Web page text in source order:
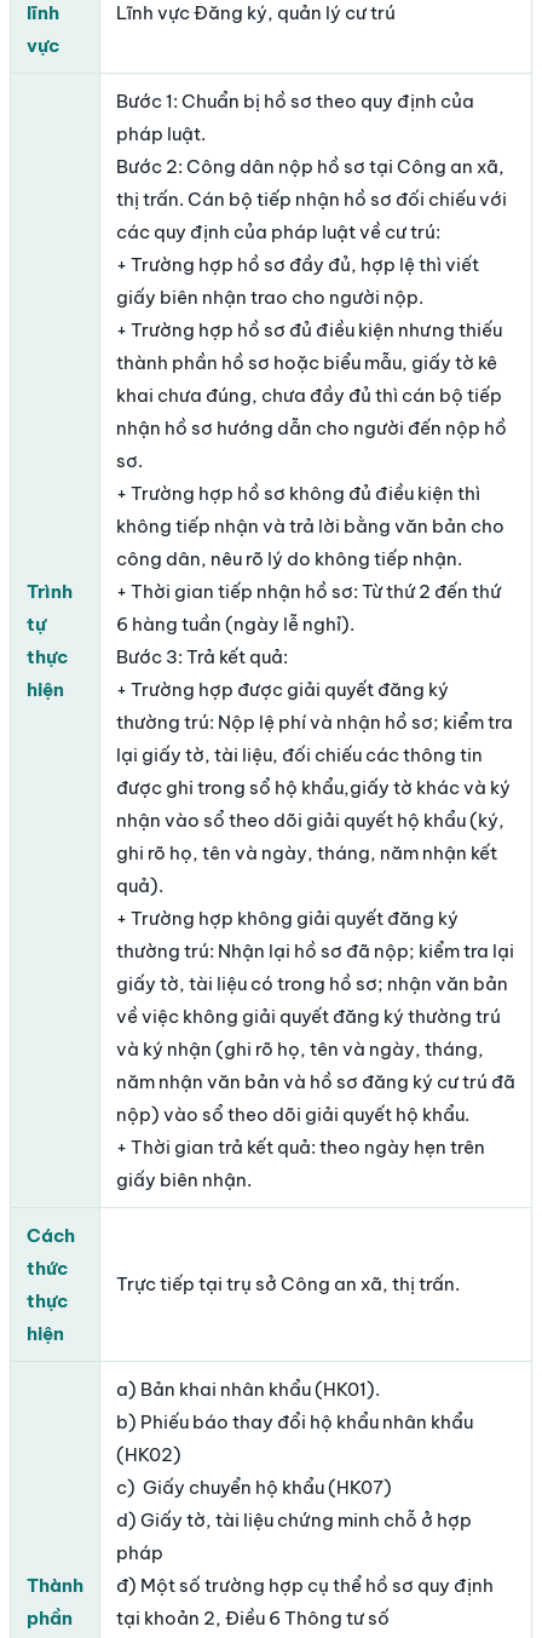
lĩnh
vực
Lĩnh vực Đăng ký, quản lý cư trú
Trình
tự
thực
hiện
Bước 1: Chuẩn bị hồ sơ theo quy định của
pháp luật.
Bước 2: Công dân nộp hồ sơ tại Công an xã,
thị trấn. Cán bộ tiếp nhận hồ sơ đối chiếu với
các quy định của pháp luật về cư trú:
+ Trường hợp hồ sơ đầy đủ, hợp lệ thì viết
giấy biên nhận trao cho người nộp.
+ Trường hợp hồ sơ đủ điều kiện nhưng thiếu
thành phần hồ sơ hoặc biểu mẫu, giấy tờ kê
khai chưa đúng, chưa đầy đủ thì cán bộ tiếp
nhận hồ sơ hướng dẫn cho người đến nộp hồ
sơ.
+ Trường hợp hồ sơ không đủ điều kiện thì
không tiếp nhận và trả lời bằng văn bản cho
công dân, nêu rõ lý do không tiếp nhận.
+ Thời gian tiếp nhận hồ sơ: Từ thứ 2 đến thứ
6 hàng tuần (ngày lễ nghỉ).
Bước 3: Trả kết quả:
+ Trường hợp được giải quyết đăng ký
thường trú: Nộp lệ phí và nhận hồ sơ; kiểm tra
lại giấy tờ, tài liệu, đối chiếu các thông tin
được ghi trong sổ hộ khẩu,giấy tờ khác và ký
nhận vào sổ theo dõi giải quyết hộ khẩu (ký,
ghi rõ họ, tên và ngày, tháng, năm nhận kết
quả).
+ Trường hợp không giải quyết đăng ký
thường trú: Nhận lại hồ sơ đã nộp; kiểm tra lại
giấy tờ, tài liệu có trong hồ sơ; nhận văn bản
về việc không giải quyết đăng ký thường trú
và ký nhận (ghi rõ họ, tên và ngày, tháng,
năm nhận văn bản và hồ sơ đăng ký cư trú đã
nộp) vào sổ theo dõi giải quyết hộ khẩu.
+ Thời gian trả kết quả: theo ngày hẹn trên
giấy biên nhận.
Cách
thức
thực
hiện
Trực tiếp tại trụ sở Công an xã, thị trấn.
Thành
phần
a) Bản khai nhân khẩu (HK01).
b) Phiếu báo thay đổi hộ khẩu nhân khẩu
(HK02)
c) Giấy chuyển hộ khẩu (HK07)
d) Giấy tờ, tài liệu chứng minh chỗ ở hợp
pháp
đ) Một số trường hợp cụ thể hồ sơ quy định
tại khoản 2, Điều 6 Thông tư số